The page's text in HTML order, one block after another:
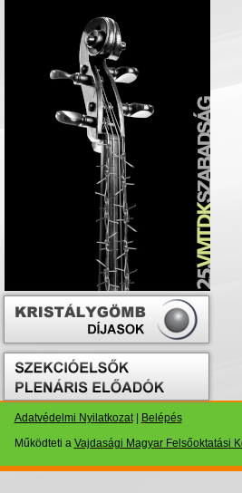
Adatvédelmi Nyilatkozat|
Belépés
Működteti a Vajdasági Magyar Felsőoktatási